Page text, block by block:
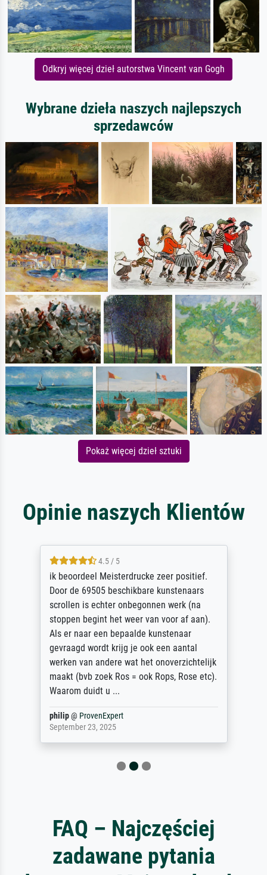
Odkryj więcej dzieł autorstwa Vincent van Gogh
Wybrane dzieła naszych najlepszych
sprzedawców
Pokaż więcej dzieł sztuki
Opinie naszych Klientów
5 / 5
Die Zufriedenheit ist auch nicht dadurch
getrübt, dass das Bild entgegen einer
angegebenen Lieferanschrift (sollte eine
Überraschung für die normannische
Ehefrau sein zum Hochzeits- gleichzeitig
auch Geburtstag sein) doch nach zu Hause
zugestellt wurde.
Jürgen@ProvenExpert
April 22, 2026
FAQ – Najczęściej
zadawane pytania